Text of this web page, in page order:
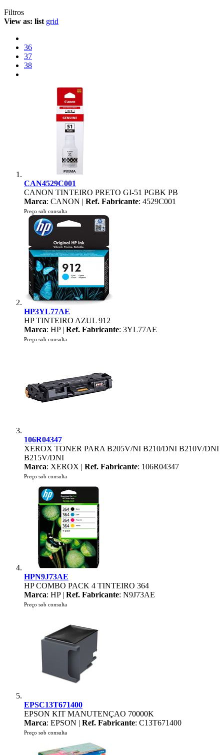
Filtros
View as: list grid
36
37
38
CAN4529C001
CANON TINTEIRO PRETO GI-51 PGBK PB
Marca: CANON | Ref. Fabricante: 4529C001
Preço sob consulta
HP3YL77AE
HP TINTEIRO AZUL 912
Marca: HP | Ref. Fabricante: 3YL77AE
Preço sob consulta
106R04347
XEROX TONER PARA B205V/NI B210/DNI B210V/DNI
B215V/DNI
Marca: XEROX | Ref. Fabricante: 106R04347
Preço sob consulta
HPN9J73AE
HP COMBO PACK 4 TINTEIRO 364
Marca: HP | Ref. Fabricante: N9J73AE
Preço sob consulta
EPSC13T671400
EPSON KIT MANUTENÇAO 70000K
Marca: EPSON | Ref. Fabricante: C13T671400
Preço sob consulta